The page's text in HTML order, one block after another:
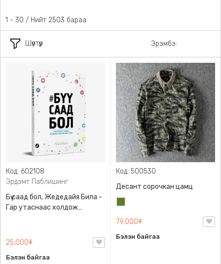
Шүүлтүүр
1 - 30 / Нийт 2503 бараа
Эрэмбэ:
Код: 602108
Эрдэмт Паблишинг
Бүү саад бол, Жедедайя Била -
Гар утаснаас холдож
9789919235192
25,000₮
Бэлэн байгаа
Код: 500530
Десант сорочкан цамц
79,000₮
Бэлэн байгаа